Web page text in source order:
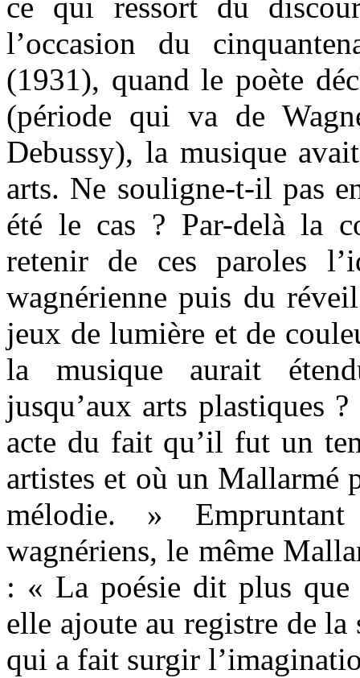
ce qui ressort du
l’occasion du
(1931), quand le poète
(période qui va de
Debussy), la musique
arts. Ne souligne-t-il pas
été le cas ? Par-delà la
retenir de ces paroles
wagnérienne puis du
jeux de lumière et de
la musique aurait
jusqu’aux arts plastiques
acte du fait qu’il fut un
artistes et où un Mallarmé
mélodie. » Empruntant
wagnériens, le même
: « La poésie dit plus que
elle ajoute au registre de
qui a fait surgir